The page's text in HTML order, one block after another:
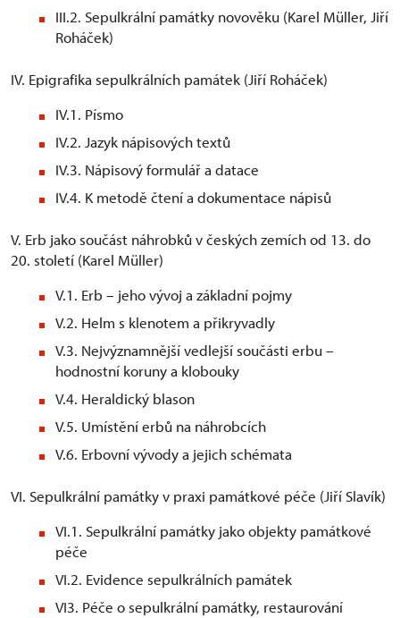
III.2. Sepulkrální památky novověku (Karel Müller, Jiří
Roháček)
IV. Epigrafika sepulkrálních památek (Jiří Roháček)
IV.1. Písmo
IV.2. Jazyk nápisových textů
IV.3. Nápisový formulář a datace
IV.4. K metodě čtení a dokumentace nápisů
V. Erb jako součást náhrobků v českých zemích od 13. do
20. století (Karel Müller)
V.1. Erb – jeho vývoj a základní pojmy
V.2. Helm s klenotem a přikryvadly
V.3. Nejvýznamnější vedlejší součásti erbu –
hodnostní koruny a klobouky
V.4. Heraldický blason
V.5. Umístění erbů na náhrobcích
V.6. Erbovní vývody a jejich schémata
VI. Sepulkrální památky v praxi památkové péče (Jiří Slavík)
VI.1. Sepulkrální památky jako objekty památkové
péče
VI.2. Evidence sepulkrálních památek
VI3. Péče o sepulkrální památky, restaurování